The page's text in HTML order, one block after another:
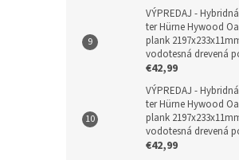
VÝPREDAJ -
ter Hürne Hywood
plank
vodotesná drevená
€42,99
VÝPREDAJ -
ter Hürne Hywood
plank
vodotesná drevená
€42,99